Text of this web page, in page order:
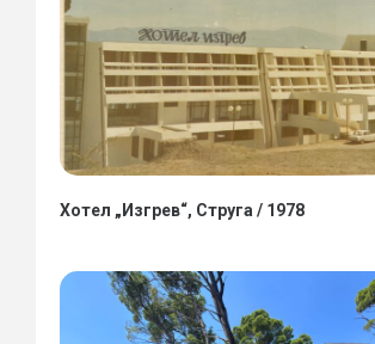
Хотел „Изгрев“, Струга / 1978